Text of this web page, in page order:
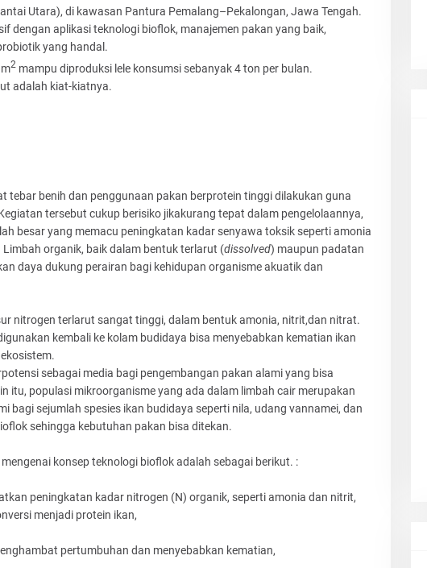
Utara), di kawasan Pantura Pemalang–Pekalongan, Jawa Tengah.
dengan aplikasi teknologi bioflok, manajemen pakan yang baik,
yang handal.
2mampu diproduksi lele konsumsi sebanyak 4 ton per bulan.
adalah kiat-kiatnya.
tebar benih dan penggunaan pakan berprotein tinggi dilakukan guna
tersebut cukup berisiko jikakurang tepat dalam pengelolaannya,
besar yang memacu peningkatan kadar senyawa toksik seperti amonia
organik, baik dalam bentuk terlarut (dissolved) maupun padatan
daya dukung perairan bagi kehidupan organisme akuatik dan
nitrogen terlarut sangat tinggi, dalam bentuk amonia, nitrit,dan nitrat.
kembali ke kolam budidaya bisa menyebabkan kematian ikan
sebagai media bagi pengembangan pakan alami yang bisa
itu, populasi mikroorganisme yang ada dalam limbah cair merupakan
bagi sejumlah spesies ikan budidaya seperti nila, udang vannamei, dan
sehingga kebutuhan pakan bisa ditekan.
konsep teknologi bioflok adalah sebagai berikut. :
peningkatan kadar nitrogen (N) organik, seperti amonia dan nitrit,
menjadi protein ikan,
pertumbuhan dan menyebabkan kematian,